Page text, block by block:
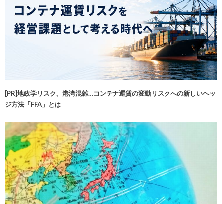
[PR]地政学リスク、港湾混雑…コンテナ運賃の変動リスクへの新しいヘッ
ジ方法「FFA」とは